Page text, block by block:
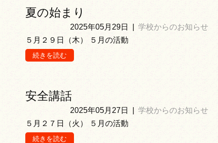
夏の始まり
2025年05月29日
学校からのお知らせ
５月２９日（木） ５月の活動
続きを読む
安全講話
2025年05月27日
学校からのお知らせ
５月２７日（火） ５月の活動
続きを読む